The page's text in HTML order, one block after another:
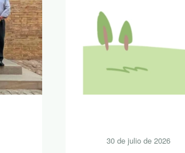
30 de julio de 2026